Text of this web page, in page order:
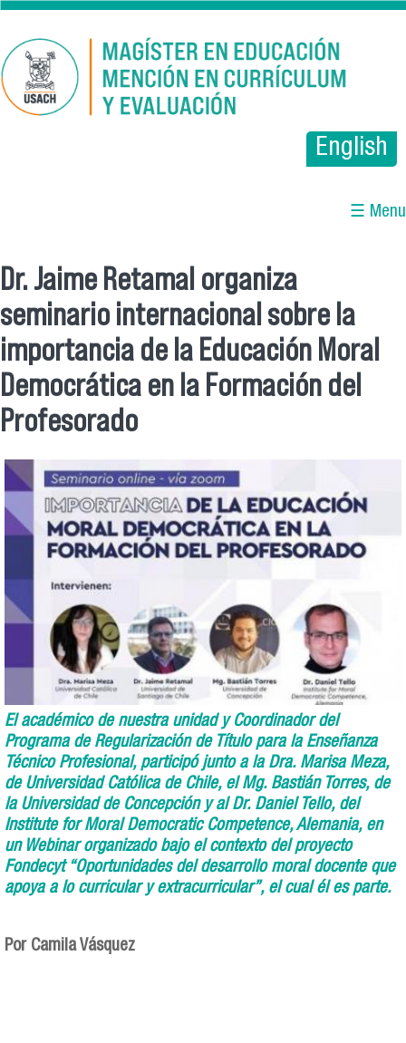
Pasar al contenido principal
English
☰ Menu
Se encuentra usted aquí
Dr. Jaime Retamal organiza
seminario internacional sobre la
importancia de la Educación Moral
Democrática en la Formación del
Profesorado
El académico de nuestra unidad y Coordinador del
Programa de Regularización de Título para la Enseñanza
Técnico Profesional, participó junto a la Dra. Marisa Meza,
de Universidad Católica de Chile, el Mg. Bastián Torres, de
la Universidad de Concepción y al Dr. Daniel Tello, del
Institute for Moral Democratic Competence, Alemania, en
un Webinar organizado bajo el contexto del proyecto
Fondecyt “Oportunidades del desarrollo moral docente que
apoya a lo curricular y extracurricular”, el cual él es parte.
Por Camila Vásquez